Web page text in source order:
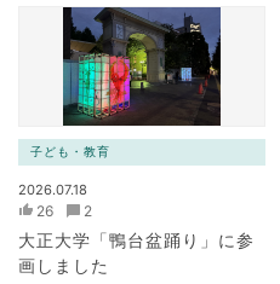
子ども・教育
2026.07.18
26 2
大正大学「鴨台盆踊り」に参
画しました